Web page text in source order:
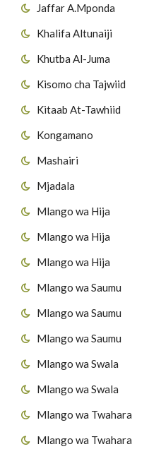
Jaffar A.Mponda
Khalifa Altunaiji
Khutba Al-Juma
Kisomo cha Tajwiid
Kitaab At-Tawhiid
Kongamano
Mashairi
Mjadala
Mlango wa Hija
Mlango wa Hija
Mlango wa Hija
Mlango wa Saumu
Mlango wa Saumu
Mlango wa Saumu
Mlango wa Swala
Mlango wa Swala
Mlango wa Twahara
Mlango wa Twahara